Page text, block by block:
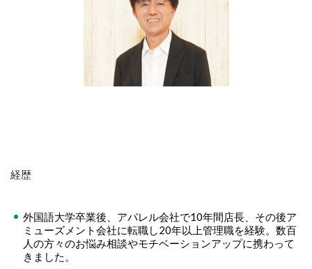
経歴
外国語大学卒業後、アパレル会社で10年間店長、その後ア
ミューズメント会社に転職し20年以上管理職を経験。数百
人の方々のお悩み相談やモチベーションアップに携わって
きました。